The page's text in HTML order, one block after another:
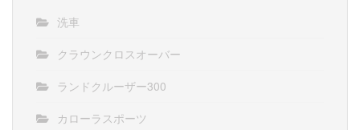
洗車
クラウンクロスオーバー
ランドクルーザー300
カローラスポーツ